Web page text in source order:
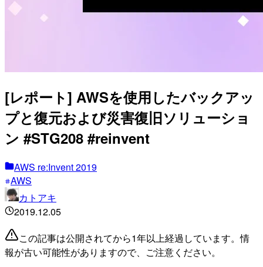
[レポート] AWSを使用したバックアッ
プと復元および災害復旧ソリューショ
ン #STG208 #reinvent
AWS re:Invent 2019
AWS
カトアキ
2019.12.05
この記事は公開されてから1年以上経過しています。情
報が古い可能性がありますので、ご注意ください。